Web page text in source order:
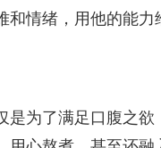
和情绪，用他的能
是为了满足口腹之